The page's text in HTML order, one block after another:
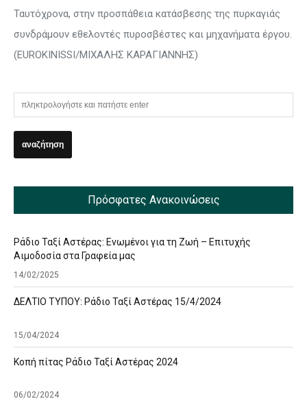
Ταυτόχρονα, στην προσπάθεια κατάσβεσης της πυρκαγιάς
συνδράμουν εθελοντές πυροσβέστες και μηχανήματα έργου.
(EUROKINISSI/ΜΙΧΑΛΗΣ ΚΑΡΑΓΙΑΝΝΗΣ)
Πρόσφατες Ανακοινώσεις
Ράδιο Ταξί Αστέρας: Ενωμένοι για τη Ζωή – Επιτυχής
Αιμοδοσία στα Γραφεία μας
14/02/2025
ΔΕΛΤΙΟ ΤΥΠΟΥ: Ράδιο Ταξί Αστέρας 15/4/2024
15/04/2024
Κοπή πίτας Ράδιο Ταξί Αστέρας 2024
06/02/2024